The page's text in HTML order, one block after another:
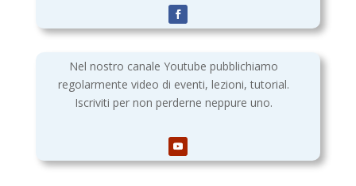
Nel nostro canale Youtube pubblichiamo
regolarmente video di eventi, lezioni, tutorial.
Iscriviti per non perderne neppure uno.